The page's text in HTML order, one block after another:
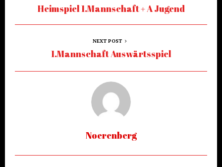
Heimspiel 1.Mannschaft + A Jugend
NEXT POST
1.Mannschaft Auswärtsspiel
Noerenberg